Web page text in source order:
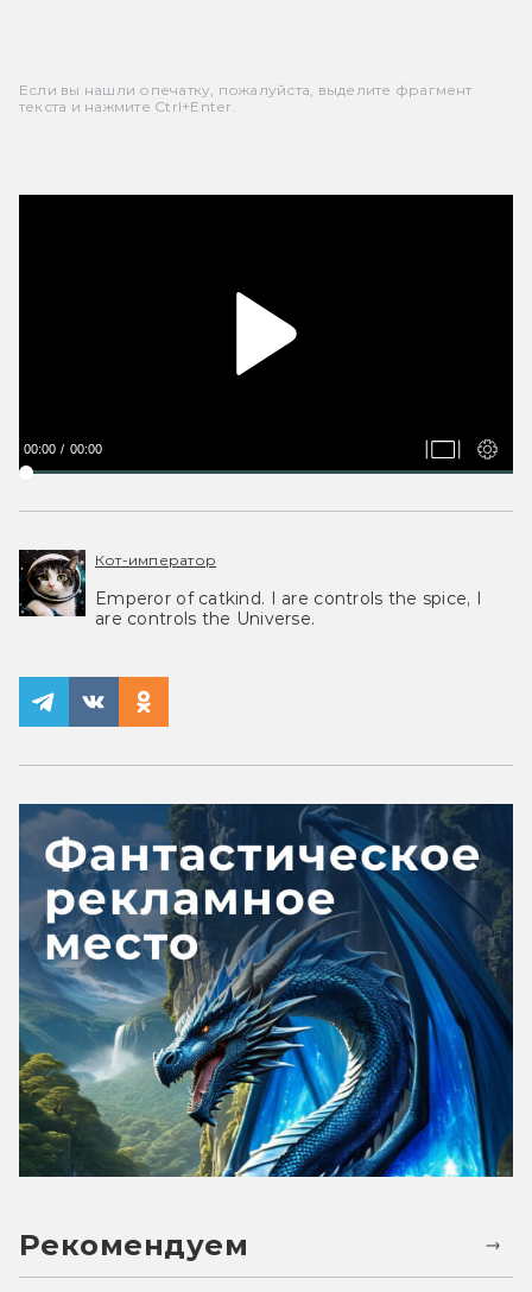
Если вы нашли опечатку, пожалуйста, выделите фрагмент
текста и нажмите Ctrl+Enter.
00:00 00:00
Кот-император
Emperor of catkind. I are controls the spice, I
are controls the Universe.
Рекомендуем